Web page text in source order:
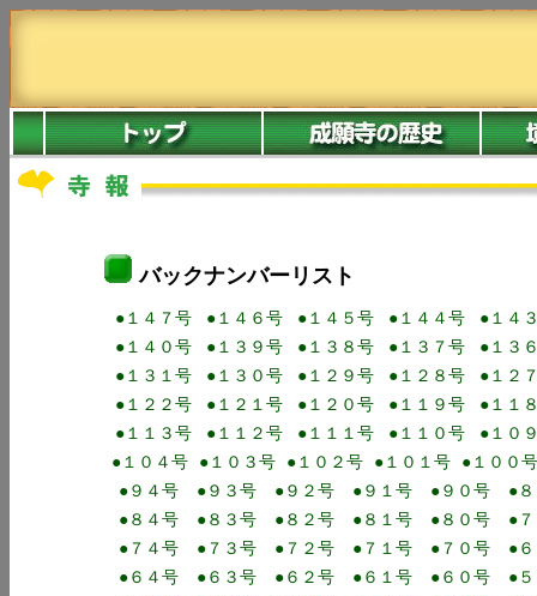
バックナンバーリスト
●１４７号 ●１４６号 ●１４５号 ●１４４号
●１４
●１４０号
●１３９号 ●１３８号 ●１３７号
●１３
●１３１号
●１３０号 ●１２９号 ●１２８号
●１２
●１２２号
●１２１号 ●１２０号 ●１１９号
●１１
●１１３号
●１１２号 ●１１１号 ●１１０号
●１０
●１０４号
●１０３号 ●１０２号 ●１０１号
●１００号
●９４号
●９３号 ●９２号 ●９１号 ●９０号
●
●８４号
●８３号 ●８２号 ●８１号 ●８０号
●
●７４号
●７３号 ●７２号 ●７１号 ●７０号
●
●６４号
●６３号 ●６２号 ●６１号 ●６０号
●